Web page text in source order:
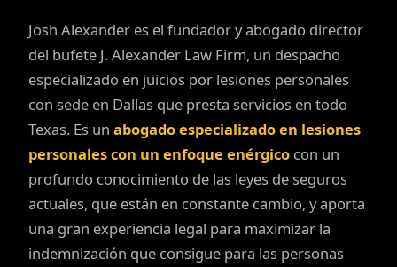
Josh Alexander es el fundador y abogado director
del bufete J. Alexander Law Firm, un despacho
especializado en juicios por lesiones personales
con sede en Dallas que presta servicios en todo
Texas. Es un abogado especializado en lesiones
personales con un enfoque enérgico con un
profundo conocimiento de las leyes de seguros
actuales, que están en constante cambio, y aporta
una gran experiencia legal para maximizar la
indemnización que consigue para las personas